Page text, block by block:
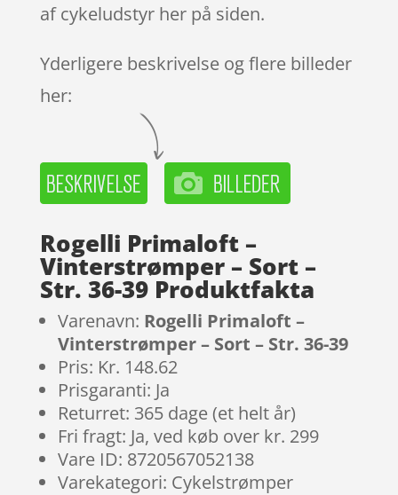
af cykeludstyr her på siden.
Yderligere beskrivelse og flere billeder
her:
Rogelli Primaloft –
Vinterstrømper – Sort –
Str. 36-39 Produktfakta
Varenavn: Rogelli Primaloft –
Vinterstrømper – Sort – Str. 36-39
Pris: Kr. 148.62
Prisgaranti: Ja
Returret: 365 dage (et helt år)
Fri fragt: Ja, ved køb over kr. 299
Vare ID: 8720567052138
Varekategori: Cykelstrømper